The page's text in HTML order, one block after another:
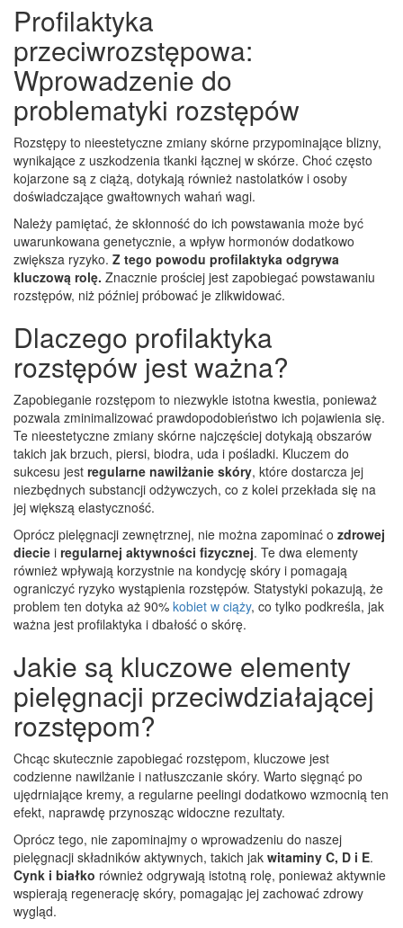
Profilaktyka
przeciwrozstępowa:
Wprowadzenie do
problematyki rozstępów
Rozstępy to nieestetyczne zmiany skórne przypominające blizny,
wynikające z uszkodzenia tkanki łącznej w skórze. Choć często
kojarzone są z ciążą, dotykają również nastolatków i osoby
doświadczające gwałtownych wahań wagi.
Należy pamiętać, że skłonność do ich powstawania może być
uwarunkowana genetycznie, a wpływ hormonów dodatkowo
zwiększa ryzyko. Z tego powodu profilaktyka odgrywa
kluczową rolę. Znacznie prościej jest zapobiegać powstawaniu
rozstępów, niż później próbować je zlikwidować.
Dlaczego profilaktyka
rozstępów jest ważna?
Zapobieganie rozstępom to niezwykle istotna kwestia, ponieważ
pozwala zminimalizować prawdopodobieństwo ich pojawienia się.
Te nieestetyczne zmiany skórne najczęściej dotykają obszarów
takich jak brzuch, piersi, biodra, uda i pośladki. Kluczem do
sukcesu jest regularne nawilżanie skóry, które dostarcza jej
niezbędnych substancji odżywczych, co z kolei przekłada się na
jej większą elastyczność.
Oprócz pielęgnacji zewnętrznej, nie można zapominać o zdrowej
diecie i regularnej aktywności fizycznej. Te dwa elementy
również wpływają korzystnie na kondycję skóry i pomagają
ograniczyć ryzyko wystąpienia rozstępów. Statystyki pokazują, że
problem ten dotyka aż 90% kobiet w ciąży, co tylko podkreśla, jak
ważna jest profilaktyka i dbałość o skórę.
Jakie są kluczowe elementy
pielęgnacji przeciwdziałającej
rozstępom?
Chcąc skutecznie zapobiegać rozstępom, kluczowe jest
codzienne nawilżanie i natłuszczanie skóry. Warto sięgnąć po
ujędrniające kremy, a regularne peelingi dodatkowo wzmocnią ten
efekt, naprawdę przynosząc widoczne rezultaty.
Oprócz tego, nie zapominajmy o wprowadzeniu do naszej
pielęgnacji składników aktywnych, takich jak witaminy C, D i E.
Cynk i białko również odgrywają istotną rolę, ponieważ aktywnie
wspierają regenerację skóry, pomagając jej zachować zdrowy
wygląd.